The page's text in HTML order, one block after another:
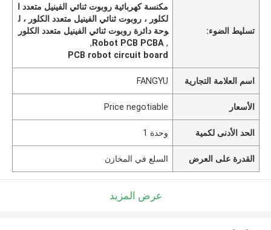
تسليط الضوء:
مكنسة كهربائية روبوت ثنائي الفينيل متعدد ا
لكلور ، روبوت ثنائي الفينيل متعدد الكلور ، ل
وحة دائرة روبوت ثنائي الفينيل متعدد الكلور
,
Robot PCB PCBA
,
PCB robot circuit board
اسم العلامة التجارية FANGYU
الأسعار Price negotiable
الحد الأدنى لكمية وحدة 1
القدرة على العرض السلع في المخازن
عرض المزيد